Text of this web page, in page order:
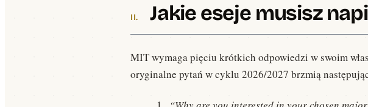
Jakie eseje musisz
MIT wymaga pięciu krótkich odpowiedzi w swoim
oryginalne pytań w cyklu 2026/2027 brzmią